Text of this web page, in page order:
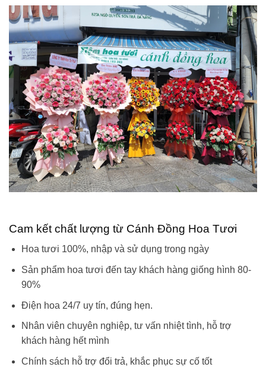
Cam kết chất lượng từ Cánh Đồng Hoa Tươi
Hoa tươi 100%, nhập và sử dụng trong ngày
Sản phẩm hoa tươi đến tay khách hàng giống hình 80-
90%
Điện hoa 24/7 uy tín, đúng hẹn.
Nhân viên chuyên nghiệp, tư vấn nhiệt tình, hỗ trợ
khách hàng hết mình
Chính sách hỗ trợ đổi trả, khắc phục sự cố tốt